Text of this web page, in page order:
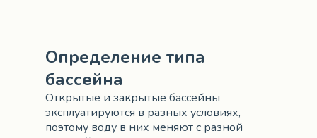
Определение типа
бассейна
Открытые и закрытые бассейны
эксплуатируются в разных условиях,
поэтому воду в них меняют с разной